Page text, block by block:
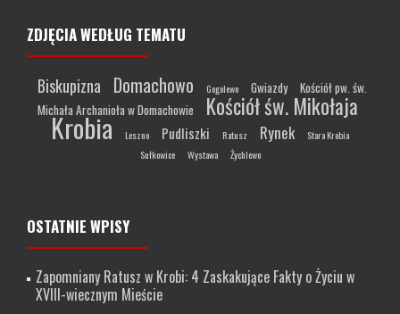
ZDJĘCIA WEDŁUG TEMATU
Biskupizna Domachowo Gogolewo Gwiazdy
Kościół pw. św.
Michała Archanioła w Domachowie
Kościół św. Mikołaja
Krobia Leszno Pudliszki Ratusz Rynek
Stara Krobia
Sułkowice
Wystawa Żychlewo
OSTATNIE WPISY
Zapomniany Ratusz w Krobi: 4 Zaskakujące Fakty o Życiu w
XVIII-wiecznym Mieście